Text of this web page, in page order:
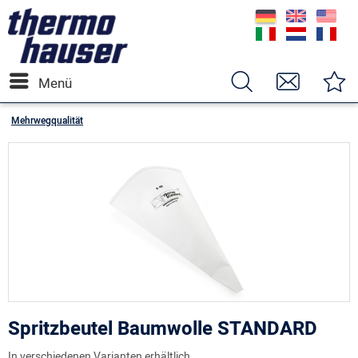
Menü
Mehrwegqualität
Spritzbeutel Baumwolle STANDARD